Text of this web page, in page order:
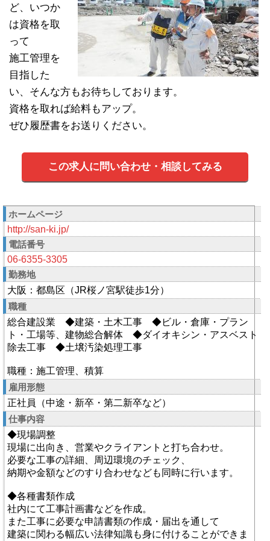
ど、いつか
は資格を取
って
施工管理を
目指した
い、そんな方もお待ちしております。
資格を取れば給料もアップ。
ぜひ履歴書をお送りください。
この求人に問い合わせ・相談してみる
ホームページ
http://san-ki.jp/
電話番号
06-6355-3305
勤務地
大阪：都島区（JR桜ノ宮駅徒歩1分）
職種
総合建設業 ◆建築・土木工事 ◆ビル・倉庫・プラン
ト・工場等、建物総合解体 ◆ダイオキシン・アスベスト
除去工事 ◆土壌汚染処理工事
職種：施工管理、積算
雇用形態
正社員（中途・新卒・第二新卒など）
仕事内容
◆現場調整
現場に出向き、営業やクライアントと打ち合わせ。
必要な工事の詳細、周辺環境のチェック、
納期や金額などのすり合わせなども同時に行います。
◆各種書類作成
社内にて工事計画書などを作成。
また工事に必要な申請書類の作成・届出を通して
建築に関わる幅広い法律知識も身に付けることができま